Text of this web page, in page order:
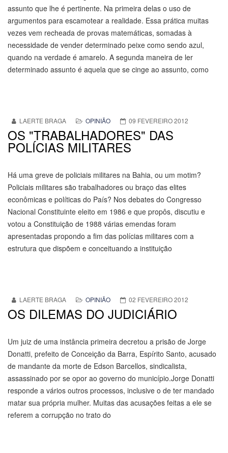
assunto que lhe é pertinente. Na primeira delas o uso de
argumentos para escamotear a realidade. Essa prática muitas
vezes vem recheada de provas matemáticas, somadas à
necessidade de vender determinado peixe como sendo azul,
quando na verdade é amarelo. A segunda maneira de ler
determinado assunto é aquela que se cinge ao assunto, como
LAERTE BRAGA OPINIÃO 09 FEVEREIRO 2012
OS "TRABALHADORES" DAS
POLÍCIAS MILITARES
Há uma greve de policiais militares na Bahia, ou um motim?
Policiais militares são trabalhadores ou braço das elites
econômicas e políticas do País? Nos debates do Congresso
Nacional Constituinte eleito em 1986 e que propôs, discutiu e
votou a Constituição de 1988 várias emendas foram
apresentadas propondo a fim das polícias militares com a
estrutura que dispõem e conceituando a instituição
LAERTE BRAGA OPINIÃO 02 FEVEREIRO 2012
OS DILEMAS DO JUDICIÁRIO
Um juiz de uma instância primeira decretou a prisão de Jorge
Donatti, prefeito de Conceição da Barra, Espírito Santo, acusado
de mandante da morte de Edson Barcellos, sindicalista,
assassinado por se opor ao governo do município.Jorge Donatti
responde a vários outros processos, inclusive o de ter mandado
matar sua própria mulher. Muitas das acusações feitas a ele se
referem a corrupção no trato do